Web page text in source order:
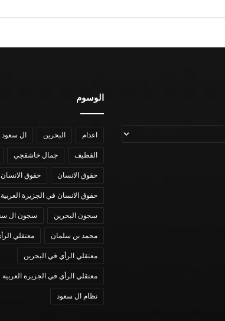
الوسوم
اعدام البحرين ال سعود
القطيف جمال خاشقجي
حقوق الانسان حقوق
حقوق الانسان في الجزيرة العربية
سجون البحرين سجون ال
محمد بن سلمان معتقلي
معتقلي الرأي في البحرين
معتقلي الرأي في الجزيرة العربية
نظام ال سعود